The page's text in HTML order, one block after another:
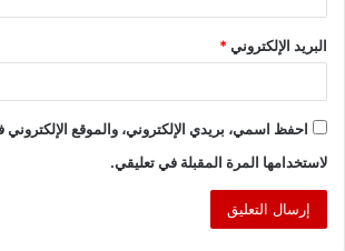
البريد الإلكتروني*
احفظ اسمي، بريدي الإلكتروني، والموقع
لاستخدامها المرة المقبلة في تعليقي.